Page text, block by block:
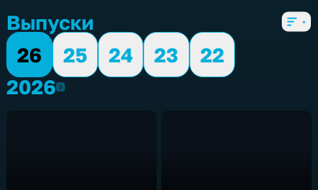
Выпуски
26
25 24 23
22
20262026